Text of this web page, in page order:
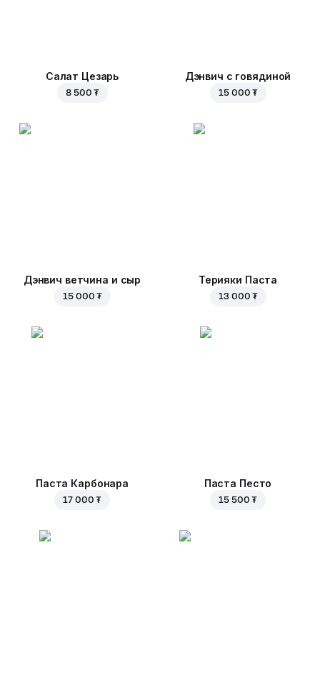
Салат Цезарь
8 500 ₮
Дэнвич с говядиной
15 000 ₮
Дэнвич ветчина и сыр
15 000 ₮
Терияки Паста
13 000 ₮
Паста Карбонара
17 000 ₮
Паста Песто
15 500 ₮